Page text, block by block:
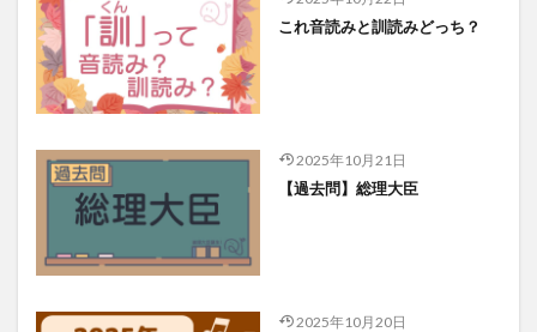
これ音読みと訓読みどっち？
2025年10月21日
【過去問】総理大臣
2025年10月20日